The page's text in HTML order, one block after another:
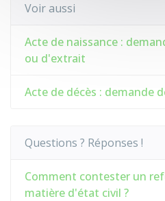
Voir aussi
Acte de naissance :
ou d'extrait
Acte de décès : demande
Questions ? Réponses !
Comment contester un
matière d'état civil ?